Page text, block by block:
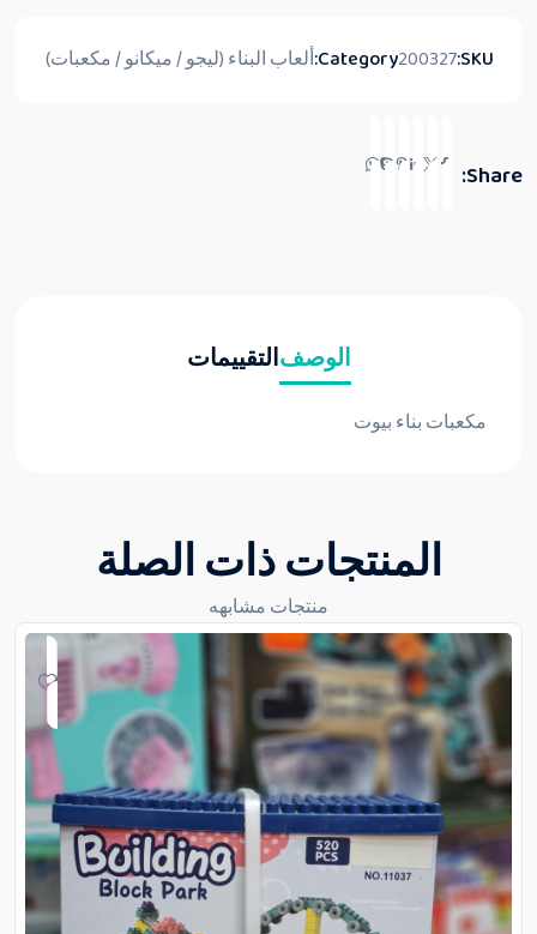
SKU:
200327
Category:ألعاب البناء (ليجو / ميكانو / مكعبات)
Share:
الوصفالتقييمات
مكعبات بناء بيوت
المنتجات ذات الصلة
منتجات مشابهه